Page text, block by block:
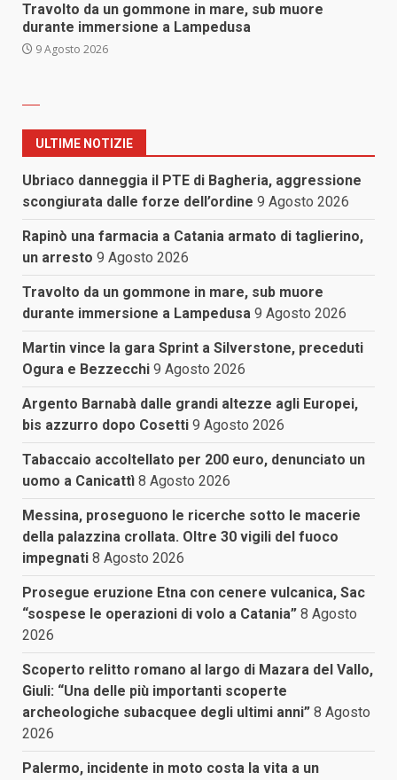
Travolto da un gommone in mare, sub muore
durante immersione a Lampedusa
9 Agosto 2026
ULTIME NOTIZIE
Ubriaco danneggia il PTE di Bagheria, aggressione
scongiurata dalle forze dell’ordine 9 Agosto 2026
Rapinò una farmacia a Catania armato di taglierino,
un arresto 9 Agosto 2026
Travolto da un gommone in mare, sub muore
durante immersione a Lampedusa 9 Agosto 2026
Martin vince la gara Sprint a Silverstone, preceduti
Ogura e Bezzecchi 9 Agosto 2026
Argento Barnabà dalle grandi altezze agli Europei,
bis azzurro dopo Cosetti 9 Agosto 2026
Tabaccaio accoltellato per 200 euro, denunciato un
uomo a Canicattì 8 Agosto 2026
Messina, proseguono le ricerche sotto le macerie
della palazzina crollata. Oltre 30 vigili del fuoco
impegnati 8 Agosto 2026
Prosegue eruzione Etna con cenere vulcanica, Sac
“sospese le operazioni di volo a Catania” 8 Agosto
2026
Scoperto relitto romano al largo di Mazara del Vallo,
Giuli: “Una delle più importanti scoperte
archeologiche subacquee degli ultimi anni” 8 Agosto
2026
Palermo, incidente in moto costa la vita a un